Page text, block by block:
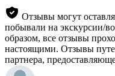
Отзывы могут
побывали на экскурсии/
образом, все отзывы
настоящими. Отзывы
партнера,